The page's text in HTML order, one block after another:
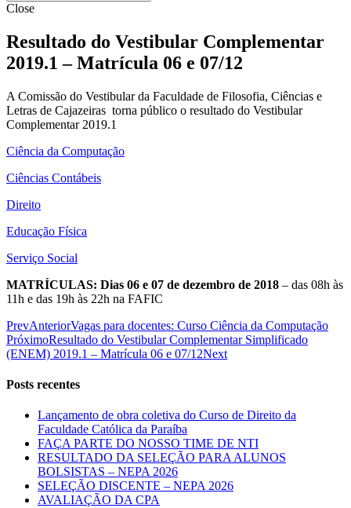
Close
Resultado do Vestibular Complementar
2019.1 – Matrícula 06 e 07/12
A Comissão do Vestibular da Faculdade de Filosofia, Ciências e
Letras de Cajazeiras torna público o resultado do Vestibular
Complementar 2019.1
Ciência da Computação
Ciências Contábeis
Direito
Educação Física
Serviço Social
MATRÍCULAS: Dias 06 e 07 de dezembro de 2018 – das 08h às
11h e das 19h às 22h na FAFIC
PrevAnteriorVagas para docentes: Curso Ciência da Computação
PróximoResultado do Vestibular Complementar Simplificado
(ENEM) 2019.1 – Matrícula 06 e 07/12Next
Posts recentes
Lançamento de obra coletiva do Curso de Direito da
Faculdade Católica da Paraíba
FAÇA PARTE DO NOSSO TIME DE NTI
RESULTADO DA SELEÇÃO PARA ALUNOS
BOLSISTAS – NEPA 2026
SELEÇÃO DISCENTE – NEPA 2026
AVALIAÇÃO DA CPA